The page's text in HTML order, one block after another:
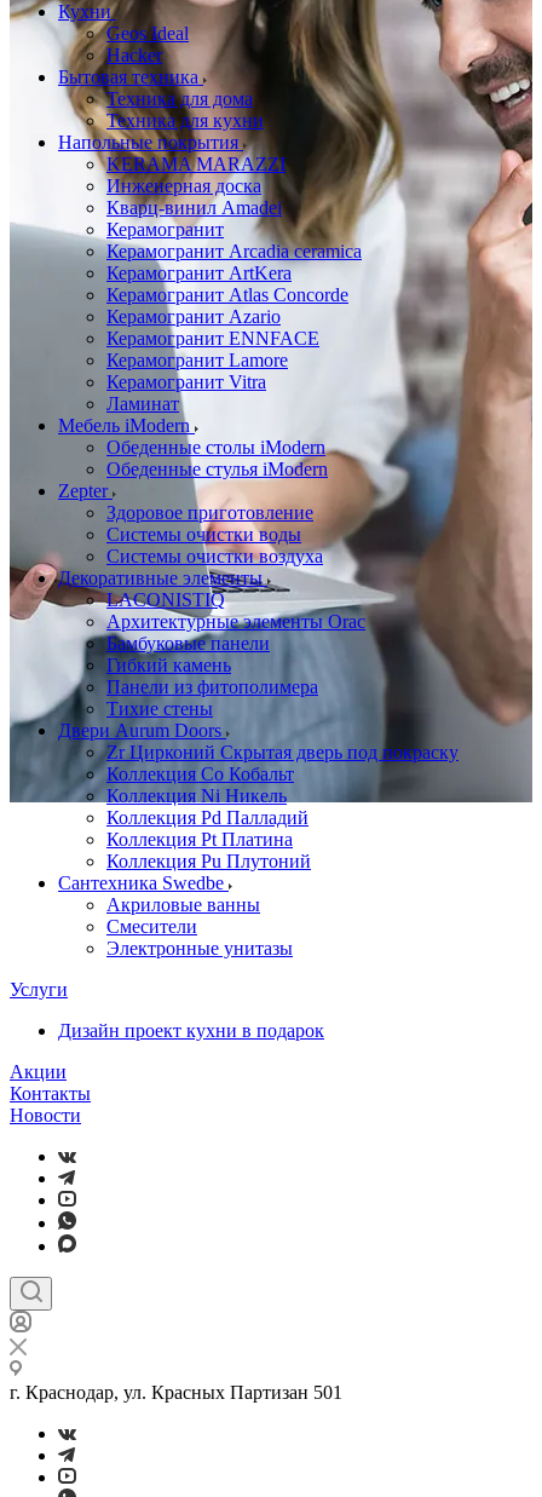
Кухни
Geos Ideal
Hacker
Бытовая техника
Техника для дома
Техника для кухни
Напольные покрытия
KERAMA MARAZZI
Инженерная доска
Кварц-винил Amadei
Керамогранит
Керамогранит Arcadia ceramica
Керамогранит ArtKera
Керамогранит Atlas Concorde
Керамогранит Azario
Керамогранит ENNFACE
Керамогранит Lamore
Керамогранит Vitra
Ламинат
Мебель iModern
Обеденные столы iModern
Обеденные стулья iModern
Zepter
Здоровое приготовление
Системы очистки воды
Системы очистки воздуха
Декоративные элементы
LACONISTIQ
Архитектурные элементы Orac
Бамбуковые панели
Гибкий камень
Панели из фитополимера
Тихие стены
Двери Aurum Doors
Zr Цирконий Скрытая дверь под покраску
Коллекция Co Кобальт
Коллекция Ni Никель
Коллекция Pd Палладий
Коллекция Pt Платина
Коллекция Pu Плутоний
Сантехника Swedbe
Акриловые ванны
Смесители
Электронные унитазы
Услуги
Дизайн проект кухни в подарок
Акции
Контакты
Новости
г. Краснодар, ул. Красных Партизан 501